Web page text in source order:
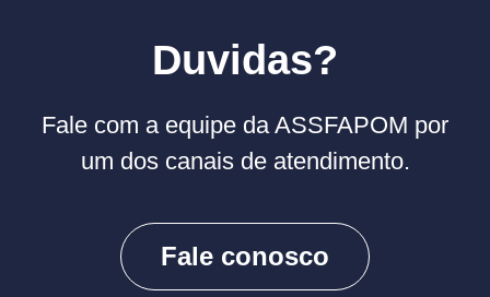
Duvidas?
Fale com a equipe da ASSFAPOM por
um dos canais de atendimento.
Fale conosco